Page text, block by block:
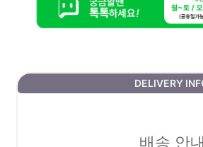
DELIVERY
배송 안내